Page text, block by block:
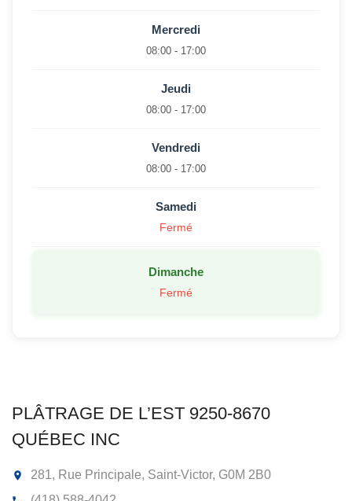
Mercredi
08:00 - 17:00
Jeudi
08:00 - 17:00
Vendredi
08:00 - 17:00
Samedi
Fermé
Dimanche
Fermé